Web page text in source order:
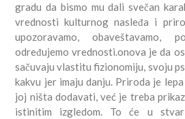
gradu da bismo mu dali svečan
vrednosti kulturnog nasleđa i
upozoravamo, obaveštavamo,
određujemo vrednosti.onova je da
sačuvaju vlastitu fizionomiju, svoju
kakvu jer imaju danju. Priroda je
joj ništa dodavati, već je treba
istinitim izgledom. To će u